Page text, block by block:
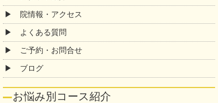
院情報・アクセス
よくある質問
ご予約・お問合せ
ブログ
お悩み別コース紹介